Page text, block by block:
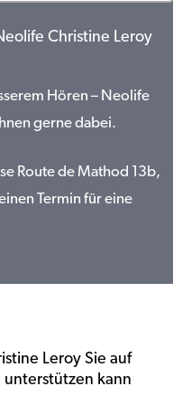
Christine Leroy
Hören – Neolife
gerne dabei.
Route de Mathod 13b,
Termin für eine
Leroy Sie auf
unterstützen kann